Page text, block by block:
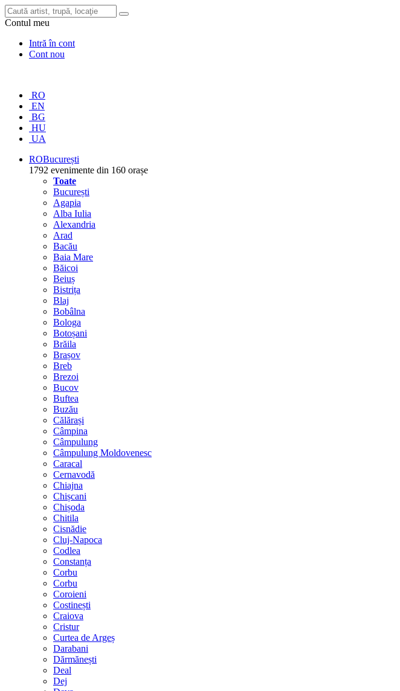
Contul meu
Intră în cont
Cont nou
RO
EN
BG
HU
UA
ROBucurești
1792 evenimente din 160 orașe
Toate
București
Agapia
Alba Iulia
Alexandria
Arad
Bacău
Baia Mare
Băicoi
Beiuș
Bistrița
Blaj
Bobâlna
Bologa
Botoșani
Brăila
Brașov
Breb
Brezoi
Bucov
Buftea
Buzău
Călărași
Câmpina
Câmpulung
Câmpulung Moldovenesc
Caracal
Cernavodă
Chiajna
Chișcani
Chișoda
Chitila
Cisnădie
Cluj-Napoca
Codlea
Constanța
Corbu
Corbu
Coroieni
Costinești
Craiova
Cristur
Curtea de Argeș
Darabani
Dărmănești
Deal
Dej